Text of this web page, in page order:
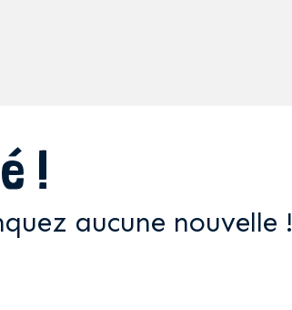
!
aucune nouvelle !